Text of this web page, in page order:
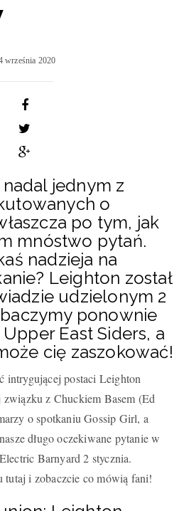
września 2020
nadal jednym z
o
po tym, jak
mnóstwo pytań.
nadzieja na
Leighton został
udzielonym 2
ponownie
East Siders, a
cię zaszokować!
intrygującej postaci Leighton
z Chuckiem Basem (Ed
o spotkaniu Gossip Girl, a
długo oczekiwane pytanie w
Barnyard 2 stycznia.
tutaj i zobaczcie co mówią fani!